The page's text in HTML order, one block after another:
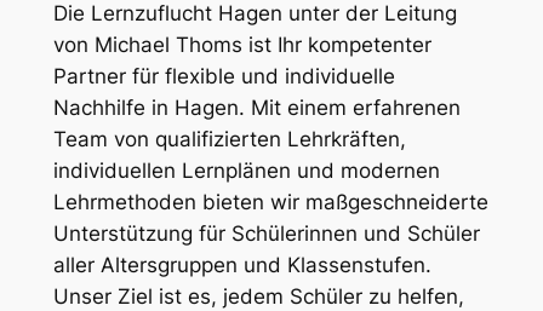
Die Lernzuflucht Hagen unter der Leitung
von Michael Thoms ist Ihr kompetenter
Partner für flexible und individuelle
Nachhilfe in Hagen. Mit einem erfahrenen
Team von qualifizierten Lehrkräften,
individuellen Lernplänen und modernen
Lehrmethoden bieten wir maßgeschneiderte
Unterstützung für Schülerinnen und Schüler
aller Altersgruppen und Klassenstufen.
Unser Ziel ist es, jedem Schüler zu helfen,